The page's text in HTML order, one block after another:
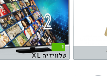
1
טלוויזיה XL